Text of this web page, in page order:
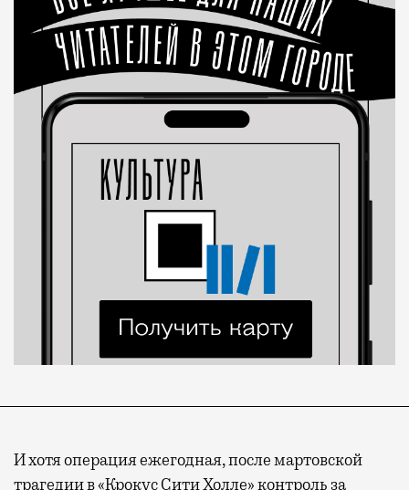
И хотя операция ежегодная, после мартовской
трагедии в «Крокус Сити Холле» контроль за